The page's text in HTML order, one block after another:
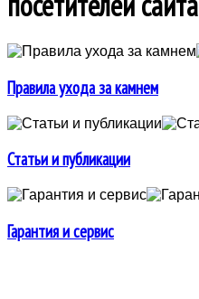
Правила ухода за камнем
Статьи и публикации
Гарантия и сервис